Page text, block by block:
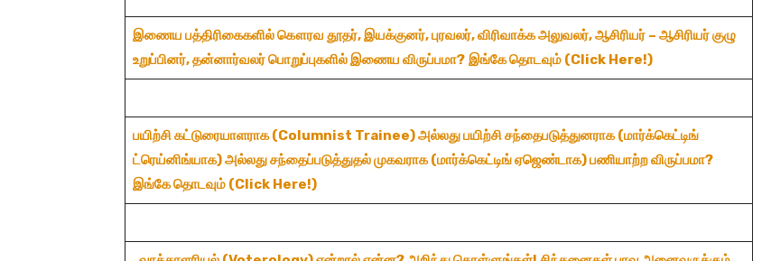
இணைய பத்திரிகைகளில்கௌரவ தூதர்,இயக்குனர்,புரவலர்,விரிவாக்கஅலுவலர்,ஆசிரியர் – ஆசிரியர்குழு
உறுப்பினர்,தன்னார்வலர்பொறுப்புகளில்இணைய விருப்பமா? இங்கேதொடவும் (Click Here!)
பயிற்சிகட்டுரையாளராக (Columnist Trainee)அல்லதுபயிற்சிசந்தைபடுத்துனராக (மார்க்கெட்டிங்
ட்ரெய்னிங்யாக)அல்லதுசந்தைப்படுத்துதல்முகவராக (மார்க்கெட்டிங்ஏஜெண்டாக) பணியாற்றவிருப்பமா?
இங்கே தொடவும் (Click Here!)